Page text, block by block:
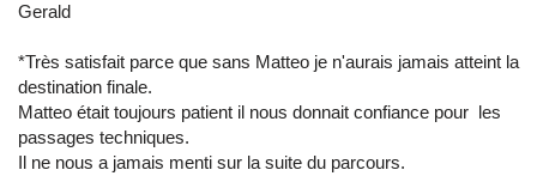
Gerald
*Très satisfait parce que sans Matteo je n'aurais jamais atteint la
destination finale.
Matteo était toujours patient il nous donnait confiance pour les
passages techniques.
Il ne nous a jamais menti sur la suite du parcours.